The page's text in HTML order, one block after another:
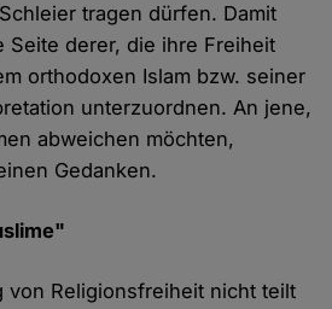
tragen dürfen. Damit
Seite derer, die ihre Freiheit
orthodoxen Islam bzw. seiner
unterzuordnen. An jene,
abweichen möchten,
Gedanken.
von Religionsfreiheit nicht teilt